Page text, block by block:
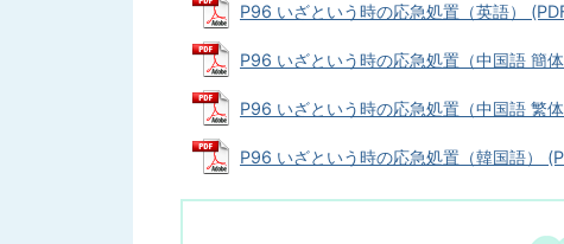
P96 いざという時の応急処置（英語）
P96 いざという時の応急処置（中国語 簡
P96 いざという時の応急処置（中国語 繁
P96 いざという時の応急処置（韓国語）